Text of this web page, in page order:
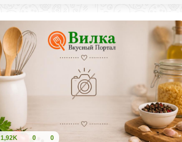
1,92K 0 0